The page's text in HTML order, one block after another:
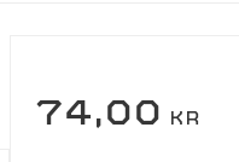
74,00 KR